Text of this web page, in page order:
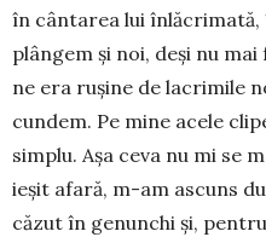
în cântarea lui
plângem și noi, deși nu
ne era rușine de lacrimile
cun­dem. Pe mine acele
simplu. Așa ceva nu mi se
ieșit afară, m-am as­cuns
căzut în genunchi și,